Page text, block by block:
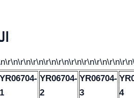
YR06704-
1
YR06704-
2
YR06704-
3
4